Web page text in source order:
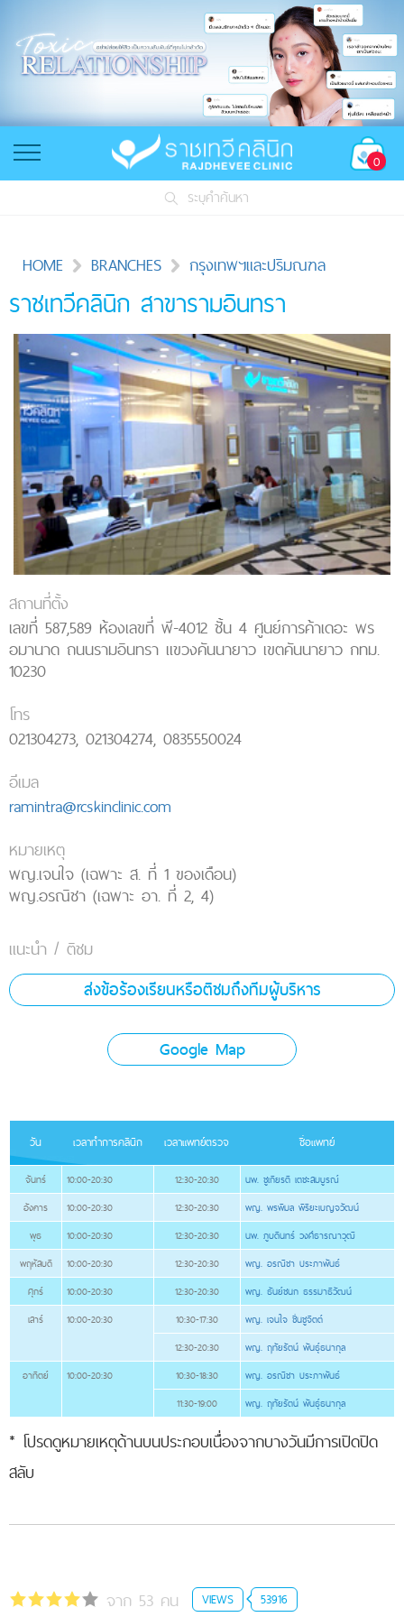
0
ระบุคำค้นหา
HOME BRANCHES กรุงเทพฯและปริมณฑล
ราชเทวีคลินิก สาขารามอินทรา
สถานที่ตั้ง
เลขที่ 587,589 ห้องเลขที่ พี-4012 ชั้น 4 ศูนย์การค้าเดอะ พร
อมานาด ถนนรามอินทรา แขวงคันนายาว เขตคันนายาว กทม.
10230
โทร
021304273, 021304274, 0835550024
อีเมล
ramintra@rcskinclinic.com
หมายเหตุ
พญ.เจนใจ (เฉพาะ ส. ที่ 1 ของเดือน)
พญ.อรณิชา (เฉพาะ อา. ที่ 2, 4)
แนะนำ / ติชม
ส่งข้อร้องเรียนหรือติชมถึงทีมผู้บริหาร
Google Map
วัน เวลาทำการคลินิก เวลาแพทย์ตรวจ ชื่อแพทย์
จันทร์ 10:00-20:30 12:30-20:30
นพ. ชูเกียรติ เตชะสมบูรณ์
อังคาร
10:00-20:30 12:30-20:30
พญ. พรพิมล พิริยะเบญจวัฒน์
พุธ
10:00-20:30 12:30-20:30
นพ. ภูบดินทร์ วงศ์ธารณาวุฒิ
พฤหัสบดี
10:00-20:30 12:30-20:30
พญ. อรณิชา ประภาพันธ์
ศุกร์
10:00-20:30 12:30-20:30
พญ. ธันย์ชนก ธรรมาธิวัฒน์
เสาร์
10:00-20:30 10:30-17:30
พญ. เจนใจ ชื่นชูจิตต์
12:30-20:30
พญ. ฤทัยรัตน์ พันธุ์ธนากุล
อาทิตย์
10:00-20:30 10:30-18:30
พญ. อรณิชา ประภาพันธ์
11:30-19:00
พญ. ฤทัยรัตน์ พันธุ์ธนากุล
* โปรดดูหมายเหตุด้านบนประกอบเนื่องจากบางวันมีการเปิดปิด
สลับ
จาก 53 คน VIEWS 53916